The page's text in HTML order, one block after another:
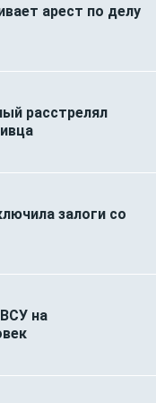
арест по делу
расстрелял
залоги со
на